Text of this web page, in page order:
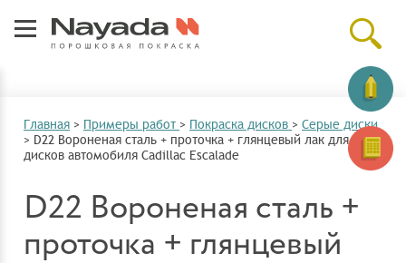
Главная > Примеры работ > Покраска дисков > Серые диски
> D22 Вороненая сталь + проточка + глянцевый лак для
дисков автомобиля Cadillac Escalade
D22 Вороненая сталь +
проточка + глянцевый